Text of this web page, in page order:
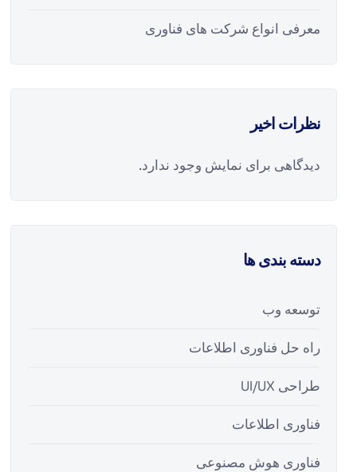
معرفی انواع شرکت های فناوری
نظرات اخیر
دیدگاهی برای نمایش وجود ندارد.
دسته بندی ها
توسعه وب
راه حل فناوری اطلاعات
طراحی UI/UX
فناوری اطلاعات
فناوری هوش مصنوعی